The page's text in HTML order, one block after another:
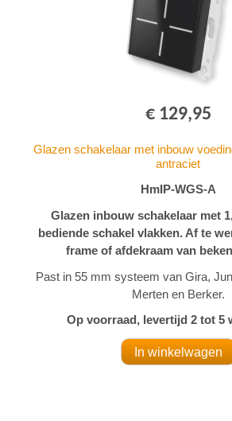
€ 129,95
Glazen schakelaar met inbouw
antraciet
HmIP-WGS-A
Glazen inbouw schakelaar met
bediende schakel vlakken. Af te
frame of afdekraam van
Past in 55 mm systeem van Gira,
Merten en Berker.
Op voorraad, levertijd 2 tot 5